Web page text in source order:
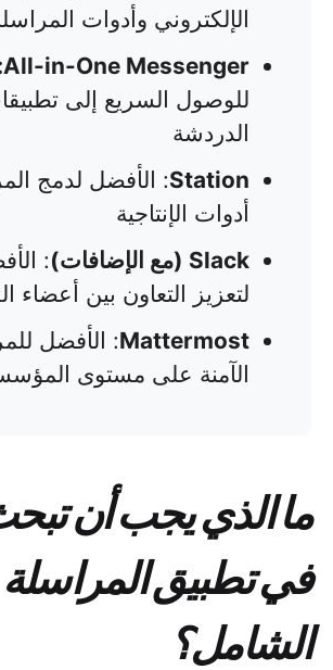
الإلكتروني وأدوات
All-in-One Messenger:
للوصول السريع إلى
الدردشة
Station: الأفضل لدمج
أدوات الإنتاجية
Slack (مع الإضافات)
:
لتعزيز التعاون بين أعضاء
Mattermost: الأفضل
الآمنة على مستوى
ما الذي يجب أن
في تطبيق المراسلة
الشامل؟